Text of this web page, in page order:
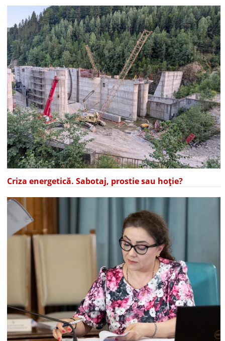
Criza energetică. Sabotaj, prostie sau hoție?